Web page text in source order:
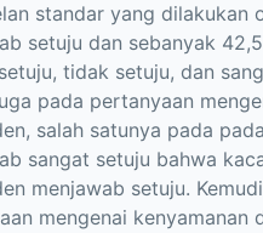
standar yang dilakukan
setuju dan sebanyak
tidak setuju, dan
pada pertanyaan
salah satunya pada
sangat setuju bahwa
menjawab setuju.
mengenai kenyamanan